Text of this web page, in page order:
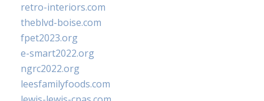
retro-interiors.com
theblvd-boise.com
fpet2023.org
e-smart2022.org
ngrc2022.org
leesfamilyfoods.com